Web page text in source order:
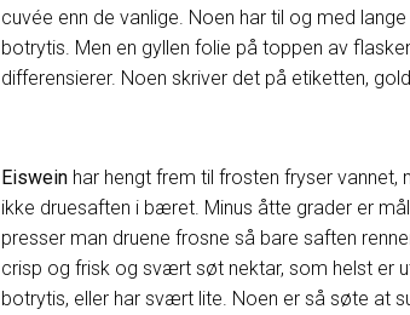
cuvée enn de vanlige. Noen har til og med
botrytis. Men en gyllen folie på toppen av
differensierer. Noen skriver det på etiketten,
Eiswein har hengt frem til frosten fryser vannet,
ikke druesaften i bæret. Minus åtte grader er
presser man druene frosne så bare saften
crisp og frisk og svært søt nektar, som helst er
botrytis, eller har svært lite. Noen er så søte at